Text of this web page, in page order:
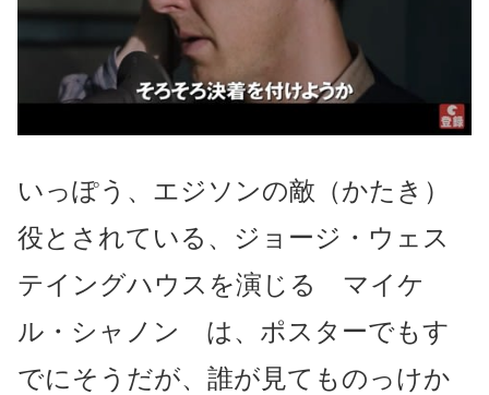
いっぽう、エジソンの敵（かたき）
役とされている、ジョージ・ウェス
テイングハウスを演じる マイケ
ル・シャノン は、ポスターでもす
でにそうだが、誰が見てものっけか